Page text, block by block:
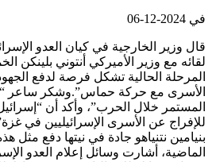
في
قال وزير الخارجية في كيان العدو
لقائه مع وزير الأميركي أنتوني بلينكن
المرحلة الحالية تشكل فرصة لدفع
الأسرى مع حركة حماس”.وشكر ساعر
المستمر خلال الحرب”، وأكد أن
للإفراج عن الأسرى الإسرائيليين في
بنيامين نتنياهو جادة في نيتها دفع مثل
الماضية، أشارت وسائل إعلام العدو